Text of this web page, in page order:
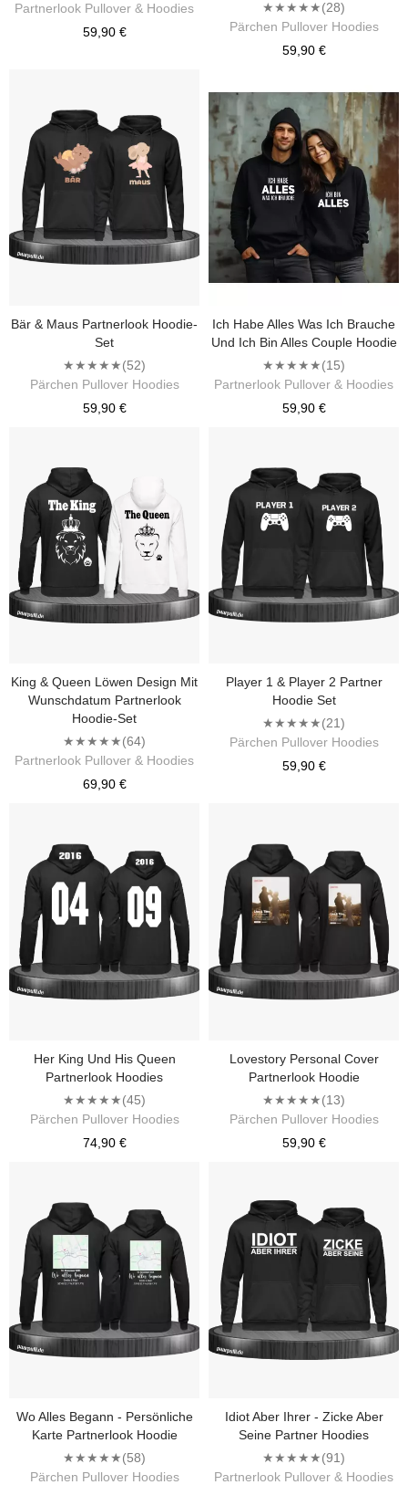
Partnerlook Pullover & Hoodies
59,90 €
★★★★★(28)
Pärchen Pullover Hoodies
59,90 €
Bär & Maus Partnerlook Hoodie-
Set
★★★★★(52)
Pärchen Pullover Hoodies
59,90 €
Ich Habe Alles Was Ich Brauche
Und Ich Bin Alles Couple Hoodie
★★★★★(15)
Partnerlook Pullover & Hoodies
59,90 €
King & Queen Löwen Design Mit
Wunschdatum Partnerlook
Hoodie-Set
★★★★★(64)
Partnerlook Pullover & Hoodies
69,90 €
Player 1 & Player 2 Partner
Hoodie Set
★★★★★(21)
Pärchen Pullover Hoodies
59,90 €
Her King Und His Queen
Partnerlook Hoodies
★★★★★(45)
Pärchen Pullover Hoodies
74,90 €
Lovestory Personal Cover
Partnerlook Hoodie
★★★★★(13)
Pärchen Pullover Hoodies
59,90 €
Wo Alles Begann - Persönliche
Karte Partnerlook Hoodie
★★★★★(58)
Pärchen Pullover Hoodies
Idiot Aber Ihrer - Zicke Aber
Seine Partner Hoodies
★★★★★(91)
Partnerlook Pullover & Hoodies